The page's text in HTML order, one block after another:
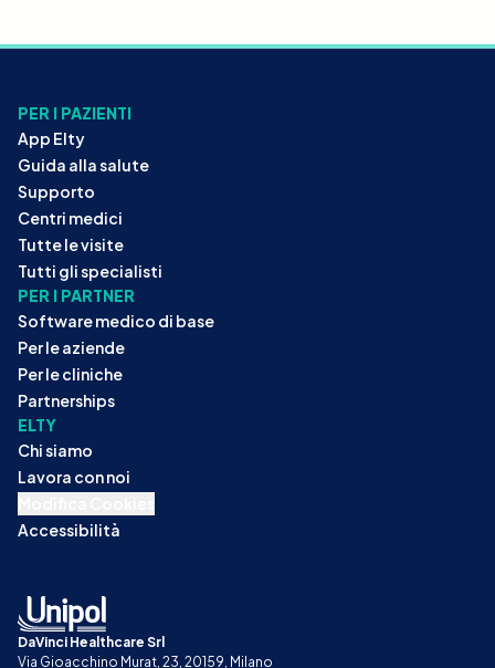
PER I PAZIENTI
App Elty
Guida alla salute
Supporto
Centri medici
Tutte le visite
Tutti gli specialisti
PER I PARTNER
Software medico di base
Per le aziende
Per le cliniche
Partnerships
ELTY
Chi siamo
Lavora con noi
Accessibilità
DaVinci Healthcare Srl
Via Gioacchino Murat, 23, 20159, Milano